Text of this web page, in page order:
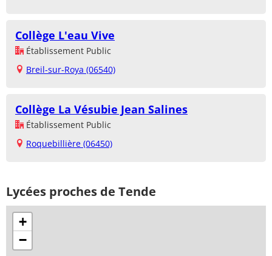
Collège L'eau Vive
Établissement Public
Breil-sur-Roya (06540)
Collège La Vésubie Jean Salines
Établissement Public
Roquebillière (06450)
Lycées proches de Tende
+
−